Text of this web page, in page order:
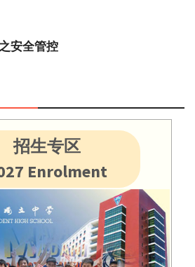
安全管控
招生专区
Enrolment